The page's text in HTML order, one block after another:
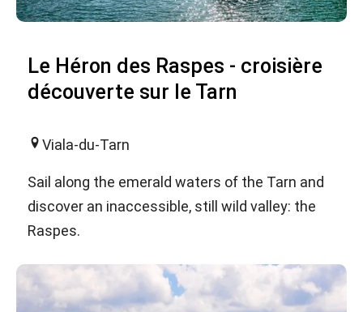
Le Héron des Raspes - croisière
découverte sur le Tarn
Viala-du-Tarn
Sail along the emerald waters of the Tarn and
discover an inaccessible, still wild valley: the
Raspes.